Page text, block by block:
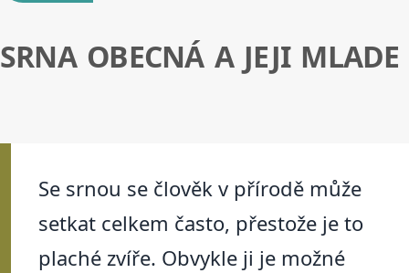
SRNA OBECNÁ A JEJI MLADE
Se srnou se člověk v přírodě může
setkat celkem často, přestože je to
plaché zvíře. Obvykle ji je možné